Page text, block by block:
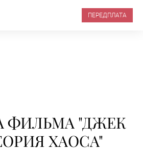
ПЕРЕДПЛАТА
ФИЛЬМА "ДЖЕК
ХАОСА"